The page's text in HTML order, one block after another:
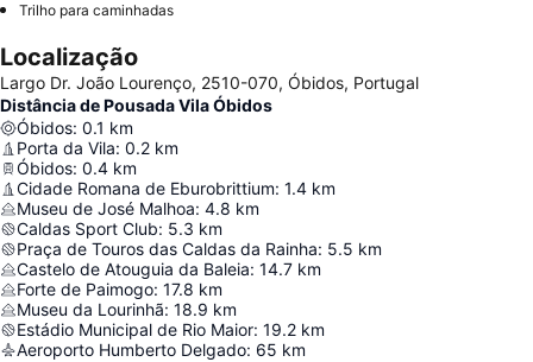
Trilho para caminhadas
Localização
Largo Dr. João Lourenço, 2510-070, Óbidos, Portugal
Distância de Pousada Vila Óbidos
Óbidos: 0.1 km
Porta da Vila: 0.2 km
Óbidos: 0.4 km
Cidade Romana de Eburobrittium: 1.4 km
Museu de José Malhoa: 4.8 km
Caldas Sport Club: 5.3 km
Praça de Touros das Caldas da Rainha: 5.5 km
Castelo de Atouguia da Baleia: 14.7 km
Forte de Paimogo: 17.8 km
Museu da Lourinhã: 18.9 km
Estádio Municipal de Rio Maior: 19.2 km
Aeroporto Humberto Delgado: 65 km